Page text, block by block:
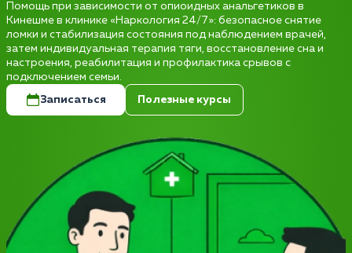
Помощь при зависимости от опиоидных анальгетиков в
Кинешме в клинике «Наркология 24/7»: безопасное снятие
ломки и стабилизация состояния под наблюдением врачей,
затем индивидуальная терапия тяги, восстановление сна и
настроения, реабилитация и профилактика срывов с
подключением семьи.
Записаться Полезные курсы